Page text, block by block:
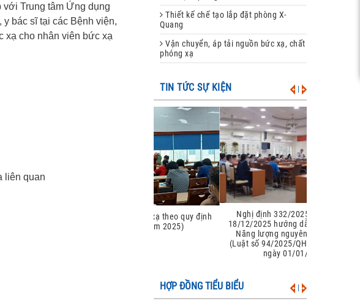
với Trung tâm Ứng dụng
bác sĩ tại các Bệnh viện,
xạ cho nhân viên bức xạ
liên quan
Thiết kế chế tạo lắp đặt phòng X-
Quang
Vận chuyển, áp tải nguồn bức xạ, chất
phóng xạ
TIN TỨC SỰ KIỆN
Nghị định 332/2025/NĐ-CP ngày
18/12/2025 hướng dẫn thi hành Luật
Năng lượng nguyên tử năm 2025
(Luật số 94/2025/QH15), có hiệu lực
HỢP ĐỒNG TIỂU BIỂU